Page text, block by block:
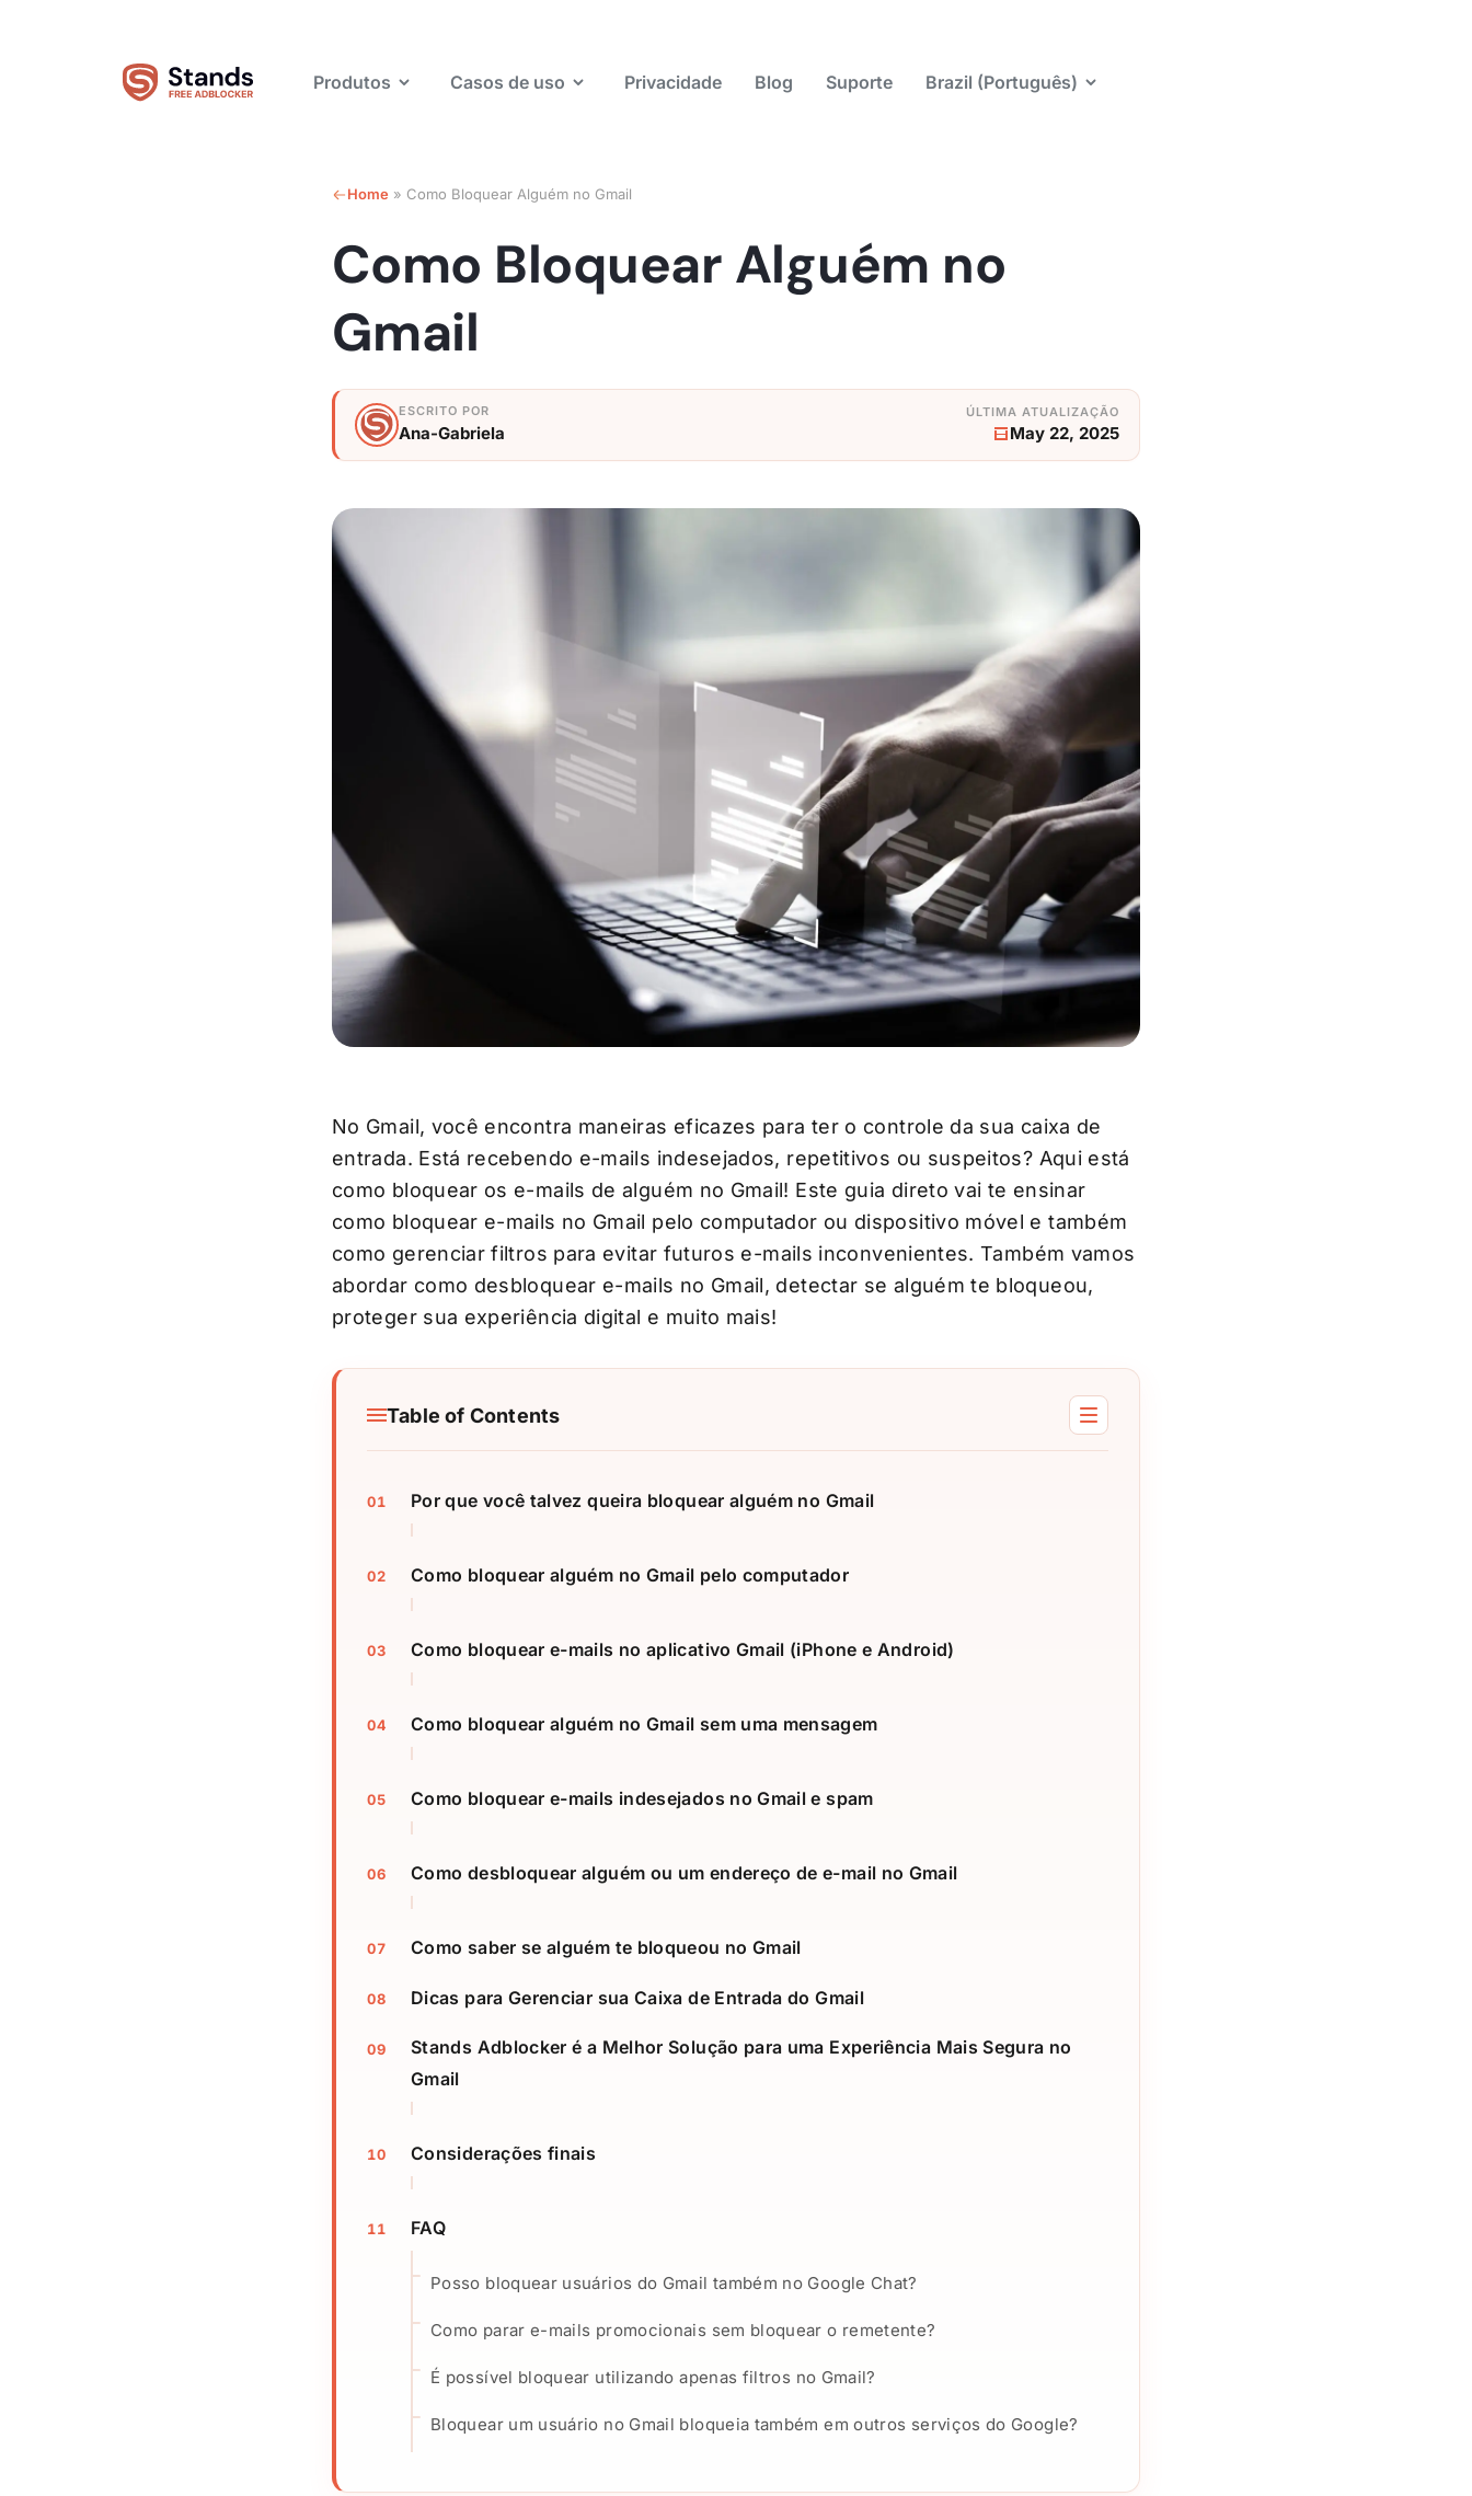
Produtos Casos de uso Privacidade Blog Suporte Brazil (Português)
Home » Como Bloquear Alguém no Gmail
Como Bloquear Alguém no
Gmail
No Gmail, você encontra maneiras eficazes para ter o controle da sua caixa de
entrada. Está recebendo e-mails indesejados, repetitivos ou suspeitos? Aqui está
como bloquear os e-mails de alguém no Gmail! Este guia direto vai te ensinar
como bloquear e-mails no Gmail pelo computador ou dispositivo móvel e também
como gerenciar filtros para evitar futuros e-mails inconvenientes. Também vamos
abordar como desbloquear e-mails no Gmail, detectar se alguém te bloqueou,
proteger sua experiência digital e muito mais!
Table of Contents
Por que você talvez queira bloquear alguém no Gmail
Como bloquear alguém no Gmail pelo computador
Como bloquear e-mails no aplicativo Gmail (iPhone e Android)
Como bloquear alguém no Gmail sem uma mensagem
Como bloquear e-mails indesejados no Gmail e spam
Como desbloquear alguém ou um endereço de e-mail no Gmail
Como saber se alguém te bloqueou no Gmail
Dicas para Gerenciar sua Caixa de Entrada do Gmail
Stands Adblocker é a Melhor Solução para uma Experiência Mais Segura no
Gmail
Considerações finais
FAQ
Posso bloquear usuários do Gmail também no Google Chat?
Como parar e-mails promocionais sem bloquear o remetente?
É possível bloquear utilizando apenas filtros no Gmail?
Bloquear um usuário no Gmail bloqueia também em outros serviços do Google?
Ana-Gabriela May 22, 2025